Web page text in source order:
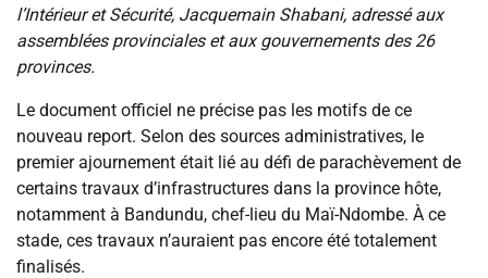
l’Intérieur et Sécurité, Jacquemain Shabani, adressé aux
assemblées provinciales et aux gouvernements des 26
provinces.
Le document officiel ne précise pas les motifs de ce
nouveau report. Selon des sources administratives, le
premier ajournement était lié au défi de parachèvement de
certains travaux d’infrastructures dans la province hôte,
notamment à Bandundu, chef-lieu du Maï-Ndombe. À ce
stade, ces travaux n’auraient pas encore été totalement
finalisés.